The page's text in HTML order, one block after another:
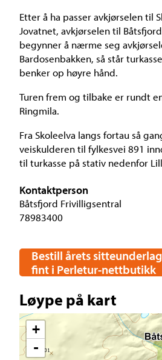
Etter å ha passer avkjørselen til
Jovatnet, avkjørselen til
begynner å nærme seg
Bardosenbakken, så står
benker op høyre hånd.
Turen frem og tilbake er rundt
Ringmila.
Fra Skoleelva langs fortau så
veiskulderen til fylkesvei 891
til turkasse på stativ nedenfor
Kontaktperson
Båtsfjord Frivilligsentral
78983400
Bestill årets
fint i Perletur-nettbutikk
Løype på kart
+
-